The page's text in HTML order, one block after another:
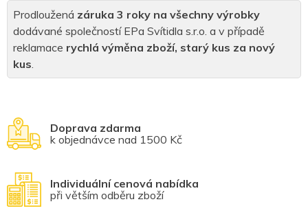
Doprava zdarma
k objednávce nad 1500 Kč
Individuální cenová nabídka
při větším odběru zboží
Prodloužená záruka 3 roky na všechny výrobky
dodávané společností EPa Svítidla s.r.o. a v případě
reklamace rychlá výměna zboží, starý kus za nový
kus.